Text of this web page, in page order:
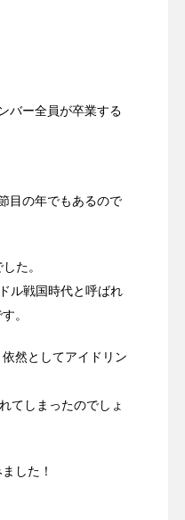
バー全員が卒業する
目の年でもあるので
た。
ル戦国時代と呼ばれ
。
然としてアイドリン
てしまったのでしょ
した！